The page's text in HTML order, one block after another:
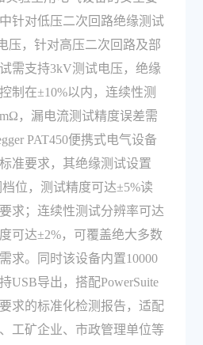
针对低压二次回路绝缘测试
压，针对高压二次回路及部
需支持3kV测试电压，绝缘
制在±10%以内，连续性测
，漏电流测试精度误差需
PAT450便携式电气设备
准要求，其绝缘测试设置
位，测试精度可达±5%读
求；连续性测试分辨率可达
可达±2%，可覆盖绝大多数
求。同时该设备内置10000
USB导出，搭配PowerSuite
求的标准化检测报告，适配
工矿企业、市政管理单位等